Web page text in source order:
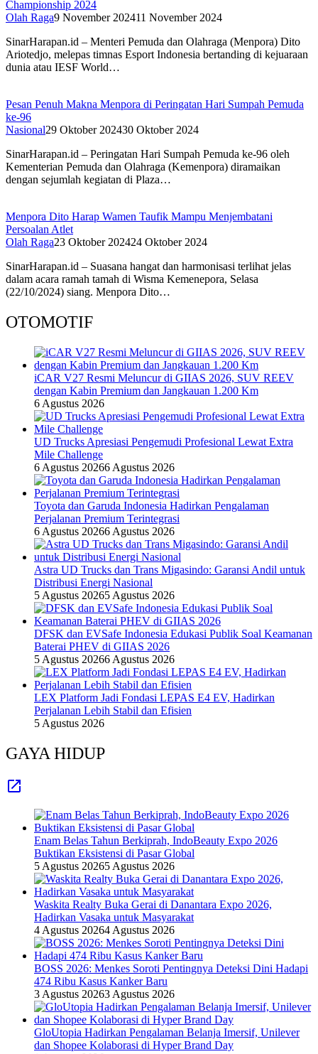
Championship 2024
Olah Raga9 November 202411 November 2024
SinarHarapan.id – Menteri Pemuda dan Olahraga (Menpora) Dito
Ariotedjo, melepas timnas Esport Indonesia bertanding di kejuaraan
dunia atau IESF World…
Pesan Penuh Makna Menpora di Peringatan Hari Sumpah Pemuda
ke-96
Nasional29 Oktober 202430 Oktober 2024
SinarHarapan.id – Peringatan Hari Sumpah Pemuda ke-96 oleh
Kementerian Pemuda dan Olahraga (Kemenpora) diramaikan
dengan sejumlah kegiatan di Plaza…
Menpora Dito Harap Wamen Taufik Mampu Menjembatani
Persoalan Atlet
Olah Raga23 Oktober 202424 Oktober 2024
SinarHarapan.id – Suasana hangat dan harmonisasi terlihat jelas
dalam acara ramah tamah di Wisma Kemenepora, Selasa
(22/10/2024) siang. Menpora Dito…
OTOMOTIF
iCAR V27 Resmi Meluncur di GIIAS 2026, SUV REEV
dengan Kabin Premium dan Jangkauan 1.200 Km
6 Agustus 2026
UD Trucks Apresiasi Pengemudi Profesional Lewat Extra
Mile Challenge
6 Agustus 20266 Agustus 2026
Toyota dan Garuda Indonesia Hadirkan Pengalaman
Perjalanan Premium Terintegrasi
6 Agustus 20266 Agustus 2026
Astra UD Trucks dan Trans Migasindo: Garansi Andil untuk
Distribusi Energi Nasional
5 Agustus 20265 Agustus 2026
DFSK dan EVSafe Indonesia Edukasi Publik Soal Keamanan
Baterai PHEV di GIIAS 2026
5 Agustus 20266 Agustus 2026
LEX Platform Jadi Fondasi LEPAS E4 EV, Hadirkan
Perjalanan Lebih Stabil dan Efisien
5 Agustus 2026
GAYA HIDUP
Enam Belas Tahun Berkiprah, IndoBeauty Expo 2026
Buktikan Eksistensi di Pasar Global
5 Agustus 20265 Agustus 2026
Waskita Realty Buka Gerai di Danantara Expo 2026,
Hadirkan Vasaka untuk Masyarakat
4 Agustus 20264 Agustus 2026
BOSS 2026: Menkes Soroti Pentingnya Deteksi Dini Hadapi
474 Ribu Kasus Kanker Baru
3 Agustus 20263 Agustus 2026
GloUtopia Hadirkan Pengalaman Belanja Imersif, Unilever
dan Shopee Kolaborasi di Hyper Brand Day